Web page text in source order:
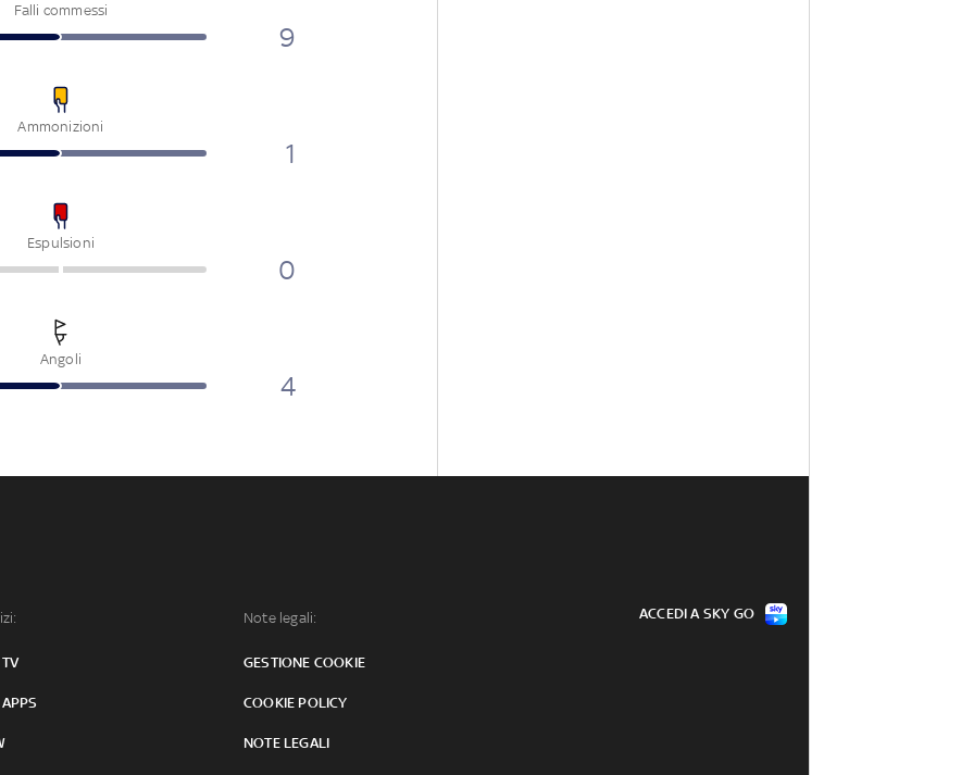
Falli commessi
9
Ammonizioni
1
Espulsioni
0
Angoli
4
Note legali:
GESTIONE COOKIE
COOKIE POLICY
NOTE LEGALI
ACCEDI A SKY GO